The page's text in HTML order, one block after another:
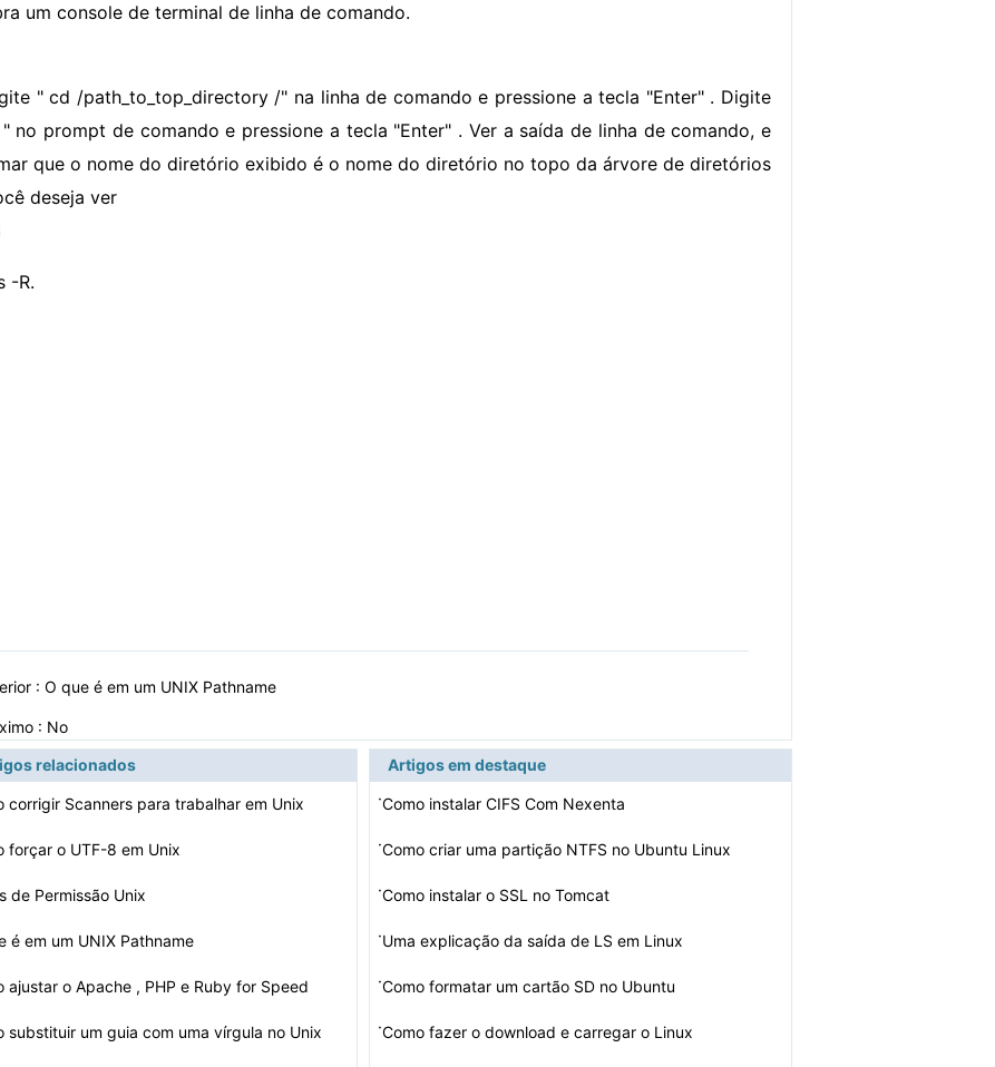
um console de terminal de linha de comando.
" cd /path_to_top_directory /" na linha de comando e pressione a tecla "Enter" . Digite
no prompt de comando e pressione a tecla "Enter" . Ver a saída de linha de comando, e
que o nome do diretório exibido é o nome do diretório no topo da árvore de diretórios
deseja ver
-R.
: O que é em um UNIX Pathname
: No
relacionados
corrigir Scanners para trabalhar em Unix
forçar o UTF-8 em Unix
de Permissão Unix
é em um UNIX Pathname
ajustar o Apache , PHP e Ruby for Speed
substituir um guia com uma vírgula no Unix
Artigos em destaque
·Como instalar CIFS Com Nexenta
·Como criar uma partição NTFS no Ubuntu Linux
·Como instalar o SSL no Tomcat
·Uma explicação da saída de LS em Linux
·Como formatar um cartão SD no Ubuntu
·Como fazer o download e carregar o Linux